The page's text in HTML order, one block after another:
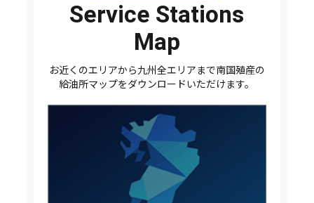
Service Stations
Map
お近くのエリアから九州全エリアまで南国殖産の
給油所マップをダウンロードいただけます。